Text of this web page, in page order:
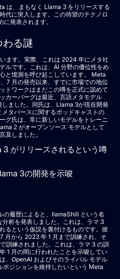
は、まもなく Llama 3 をリリースする
代に突入します。この待望のテクノロ
発表されます。
る謎
ます。実際、これは 2024 年にメタ社
ルです。これは、AI 分野の優位性をめ
と憶測を呼び起こしています。 Meta
7 月の発売以来、すでに市場での地位
トワークはまだこの噂を正式に認めて
カーバーグは最近、言語メタモデル
しました。同氏は、Llama 3が現在開発
タバースに関するポッドキャストの
グ氏は、常に新しいモデルをトレーニ
2 がオープンソース モデルとして
及しました。
がリリースされるという噂
3の開発を示唆
の履歴によると、llamaShill という名
析を発表しました。これは、ラマ 3
るという仮説を裏付けるものです。彼
月から 2023 年 1 月まで訓練され、そ
訓練されました。これは、ラマ 3 の訓
1 月の間に行われたことを示唆してい
、OpenAI およびそのライバル モデル
ジションを維持したいという Meta